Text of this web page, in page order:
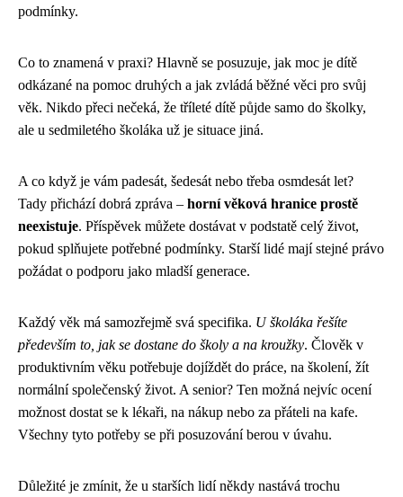
podmínky.
Co to znamená v praxi? Hlavně se posuzuje, jak moc je dítě
odkázané na pomoc druhých a jak zvládá běžné věci pro svůj
věk. Nikdo přeci nečeká, že tříleté dítě půjde samo do školky,
ale u sedmiletého školáka už je situace jiná.
A co když je vám padesát, šedesát nebo třeba osmdesát let?
Tady přichází dobrá zpráva – horní věková hranice prostě
neexistuje. Příspěvek můžete dostávat v podstatě celý život,
pokud splňujete potřebné podmínky. Starší lidé mají stejné právo
požádat o podporu jako mladší generace.
Každý věk má samozřejmě svá specifika. U školáka řešíte
především to, jak se dostane do školy a na kroužky. Člověk v
produktivním věku potřebuje dojíždět do práce, na školení, žít
normální společenský život. A senior? Ten možná nejvíc ocení
možnost dostat se k lékaři, na nákup nebo za přáteli na kafe.
Všechny tyto potřeby se při posuzování berou v úvahu.
Důležité je zmínit, že u starších lidí někdy nastává trochu